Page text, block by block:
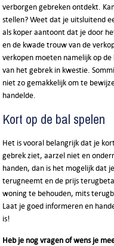
verborgen gebreken ontdekt.
stellen? Weet dat je uitsluitend
als koper aantoont dat je door
en de kwade trouw van de
verkopen moeten namelijk op
van het gebrek in kwestie.
niet zo gemakkelijk om te
handelde.
Kort op de bal spelen
Het is vooral belangrijk dat je
gebrek ziet, aarzel niet en
handen, dan is het mogelijk dat
terugneemt en de prijs
woning te behouden, mits
Laat je goed informeren en
is!
Heb je nog vragen of wens je